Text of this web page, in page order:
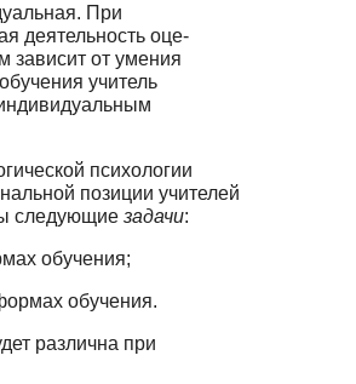
При
деятельность оце­
зависит от умения
учитель
психологии
пози­ции учителей
следующие задачи:
обучения;
обучения.
различна при